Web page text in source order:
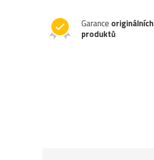
Garance originálních
produktů